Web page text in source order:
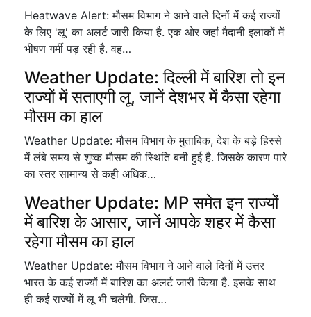
Heatwave Alert: मौसम विभाग ने आने वाले दिनों में कई राज्यों
के लिए 'लू' का अलर्ट जारी किया है. एक ओर जहांं मैदानी इलाकों में
भीषण गर्मी पड़ रही है. वह…
Weather Update: दिल्ली में बारिश तो इन
राज्यों में सताएगी लू, जानें देशभर में कैसा रहेगा
मौसम का हाल
Weather Update: मौसम विभाग के मुताबिक, देश के बड़े हिस्से
में लंबे समय से शुष्क मौसम की स्थिति बनी हुई है. जिसके कारण पारे
का स्तर सामान्य से कही अधिक…
Weather Update: MP समेत इन राज्यों
में बारिश के आसार, जानें आपके शहर में कैसा
रहेगा मौसम का हाल
Weather Update: मौसम विभाग ने आने वाले दिनों में उत्तर
भारत के कई राज्यों में बारिश का अलर्ट जारी किया है. इसके साथ
ही कई राज्यों में लू भी चलेगी. जिस…